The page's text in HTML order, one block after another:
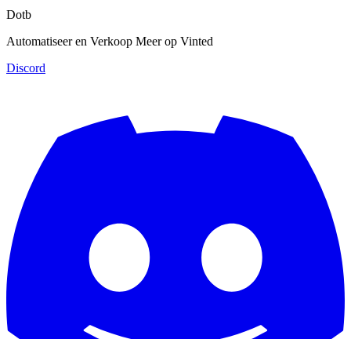
Dotb
Automatiseer en Verkoop Meer op Vinted
Discord